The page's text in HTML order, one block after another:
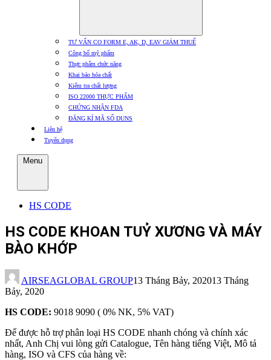
TƯ VẤN CO FORM E, AK, D, EAV GIẢM THUẾ
Công bố mỹ phẩm
Thực phẩm chức năng
Khai báo hóa chất
Kiểm tra chất lượng
ISO 22000 THỰC PHẨM
CHỨNG NHẬN FDA
ĐĂNG KÍ MÃ SỐ DUNS
Liên hệ
Tuyển dụng
Menu
HS CODE
HS CODE KHOAN TUỶ XƯƠNG VÀ MÁY
BÀO KHỚP
AIRSEAGLOBAL GROUP13 Tháng Bảy, 202013 Tháng
Bảy, 2020
HS CODE: 9018 9090 ( 0% NK, 5% VAT)
Để được hỗ trợ phân loại HS CODE nhanh chóng và chính xác
nhất, Anh Chị vui lòng gửi Catalogue, Tên hàng tiếng Việt, Mô tả
hàng, ISO và CFS của hàng về: